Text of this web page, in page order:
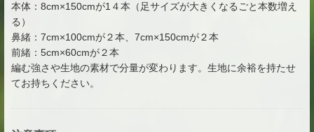
本体：8cm×150cmが1４本（足サイズが大きくなるごと本数増え
る）
鼻緒：7cm×100cmが２本、7cm×150cmが２本
前緒：5cm×60cmが２本
編む強さや生地の素材で分量が変わります。生地に余裕を持たせ
てお持ちください。